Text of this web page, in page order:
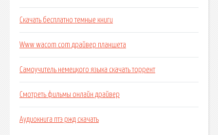
Скачать бесплатно темные книги
Www wacom com драйвер планшета
Самоучитель немецкого языка скачать торрент
Смотреть фильмы онлайн драйвер
Аудиокнига птэ ржд скачать